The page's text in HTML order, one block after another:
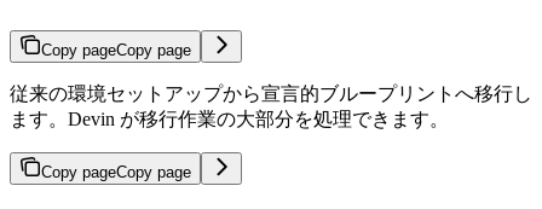
Copy pageCopy page
従来の環境セットアップから宣言的ブループリントへ移行し
ます。Devin が移行作業の大部分を処理できます。
Copy pageCopy page